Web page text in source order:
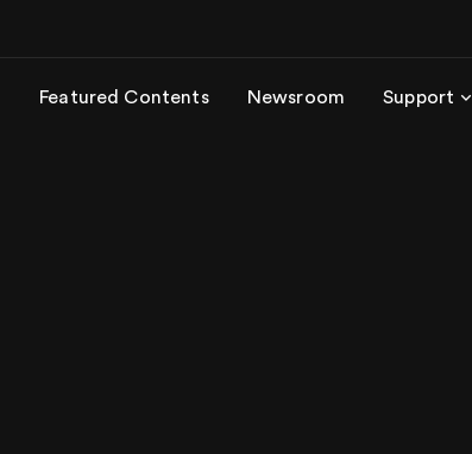
Featured Contents Newsroom Support